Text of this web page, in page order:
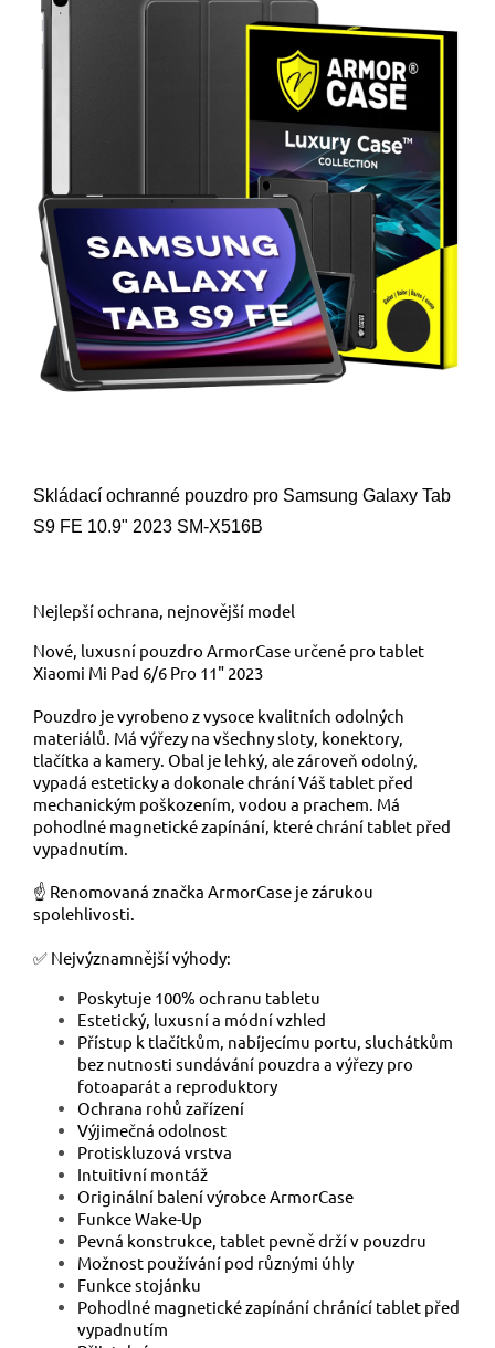
Skládací ochranné pouzdro pro Samsung Galaxy Tab
S9 FE 10.9" 2023 SM-X516B
Nejlepší ochrana, nejnovější model
Nové, luxusní pouzdro ArmorCase určené pro tablet
Xiaomi Mi Pad 6/6 Pro 11" 2023
Pouzdro je vyrobeno z vysoce kvalitních odolných
materiálů. Má výřezy na všechny sloty, konektory,
tlačítka a kamery. Obal je lehký, ale zároveň odolný,
vypadá esteticky a dokonale chrání Váš tablet před
mechanickým poškozením, vodou a prachem. Má
pohodlné magnetické zapínání, které chrání tablet před
vypadnutím.
☝️ Renomovaná značka ArmorCase je zárukou
spolehlivosti.
✅ Nejvýznamnější výhody:
Poskytuje 100% ochranu tabletu
Estetický, luxusní a módní vzhled
Přístup k tlačítkům, nabíjecímu portu, sluchátkům
bez nutnosti sundávání pouzdra a výřezy pro
fotoaparát a reproduktory
Ochrana rohů zařízení
Výjimečná odolnost
Protiskluzová vrstva
Intuitivní montáž
Originální balení výrobce ArmorCase
Funkce Wake-Up
Pevná konstrukce, tablet pevně drží v pouzdru
Možnost používání pod různými úhly
Funkce stojánku
Pohodlné magnetické zapínání chránící tablet před
vypadnutím